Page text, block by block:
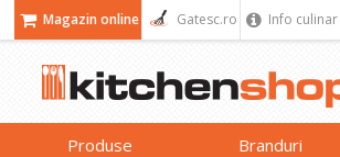
Magazin online Gatesc.ro Info culinar
Produse Branduri